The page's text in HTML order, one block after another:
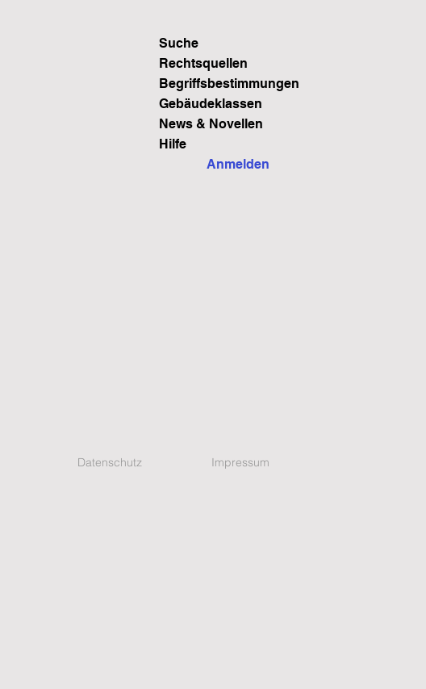
Anmelden
Suche
Rechtsquellen
Begriffsbestimmungen
Gebäudeklassen
News & Novellen
Hilfe
Impressum
Datenschutz